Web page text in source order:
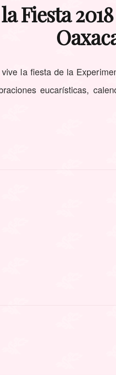
Fiesta
la fiesta de la
eucarísticas,